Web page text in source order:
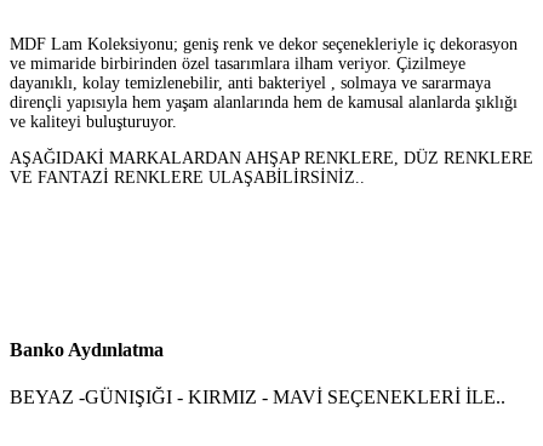
MDF Lam Koleksiyonu; geniş renk ve dekor seçenekleriyle iç dekorasyon
ve mimaride birbirinden özel tasarımlara ilham veriyor. Çizilmeye
dayanıklı, kolay temizlenebilir, anti bakteriyel , solmaya ve sararmaya
dirençli yapısıyla hem yaşam alanlarında hem de kamusal alanlarda şıklığı
ve kaliteyi buluşturuyor.
AŞAĞIDAKİ MARKALARDAN AHŞAP RENKLERE, DÜZ RENKLERE
VE FANTAZİ RENKLERE ULAŞABİLİRSİNİZ..
Banko Aydınlatma
BEYAZ -GÜNIŞIĞI - KIRMIZ - MAVİ SEÇENEKLERİ İLE..